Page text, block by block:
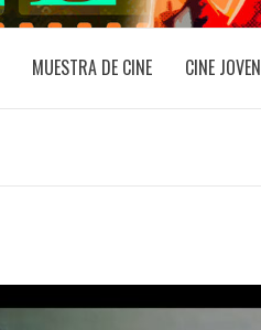
MUESTRA DE CINE CINE JOVEN